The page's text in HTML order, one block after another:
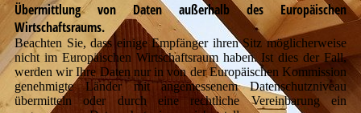
Übermittlung von Daten außerhalb des Europäischen
Wirtschaftsraums.
Beachten Sie, dass einige Empfänger ihren Sitz möglicherweise
nicht im Europäischen Wirtschaftsraum haben. Ist dies der Fall,
werden wir Ihre Daten nur in von der Europäischen Kommission
genehmigte Länder mit angemessenem Datenschutzniveau
übermitteln oder durch eine rechtliche Vereinbarung ein